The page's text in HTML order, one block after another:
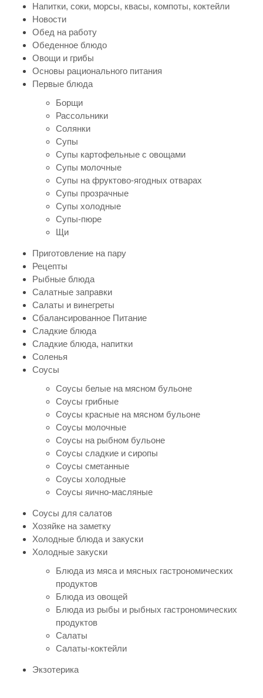
Напитки, соки, морсы, квасы, компоты, коктейли
Новости
Обед на работу
Обеденное блюдо
Овощи и грибы
Основы рационального питания
Первые блюда
Борщи
Рассольники
Солянки
Супы
Супы картофельные с овощами
Супы молочные
Супы на фруктово-ягодных отварах
Супы прозрачные
Супы холодные
Супы-пюре
Щи
Приготовление на пару
Рецепты
Рыбные блюда
Салатные заправки
Салаты и винегреты
Сбалансированное Питание
Сладкие блюда
Сладкие блюда, напитки
Соленья
Соусы
Соусы белые на мясном бульоне
Соусы грибные
Соусы красные на мясном бульоне
Соусы молочные
Соусы на рыбном бульоне
Соусы сладкие и сиропы
Соусы сметанные
Соусы холодные
Соусы яично-масляные
Соусы для салатов
Хозяйке на заметку
Холодные блюда и закуски
Холодные закуски
Блюда из мяса и мясных гастрономических
продуктов
Блюда из овощей
Блюда из рыбы и рыбных гастрономических
продуктов
Салаты
Салаты-коктейли
Экзотерика